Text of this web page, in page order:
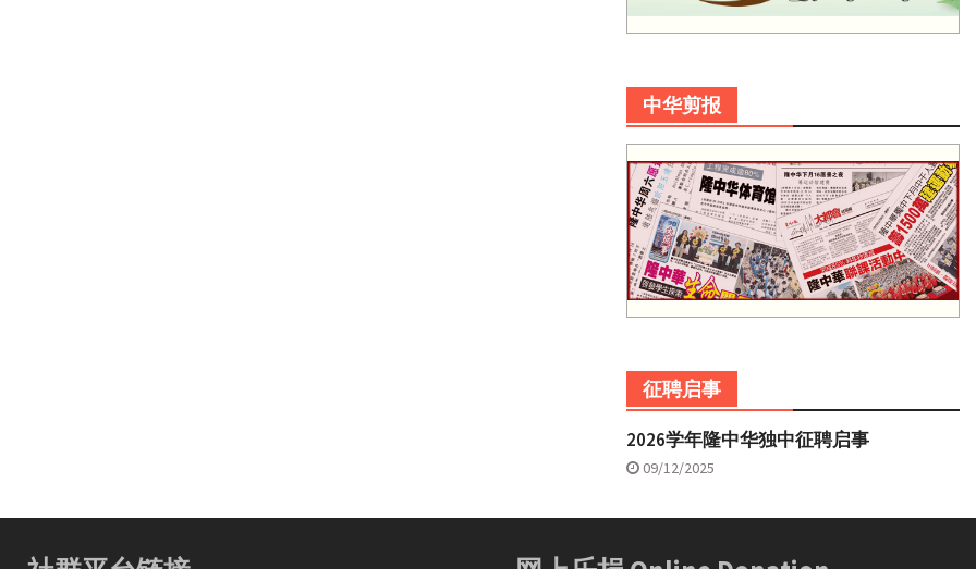
中华剪报
征聘启事
2026学年隆中华独中征聘启事
09/12/2025